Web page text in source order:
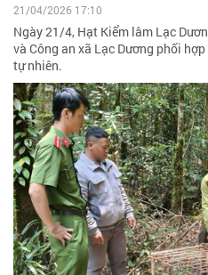
21/04/2026 17:10
Ngày 21/4, Hạt Kiểm lâm Lạc
và Công an xã Lạc Dương phối
tự nhiên.